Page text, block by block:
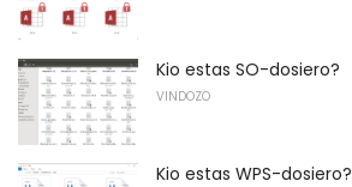
Kio estas SO-dosiero?
VINDOZO
Kio estas WPS-dosiero?